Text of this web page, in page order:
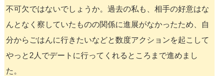
不可欠ではないでしょうか。過去の私も、相手の好意はな
んとなく察していたものの関係に進展がなかったため、自
分からごはんに行きたいなどと数度アクションを起こして
やっと2人でデートに行ってくれるところまで進めまし
た。